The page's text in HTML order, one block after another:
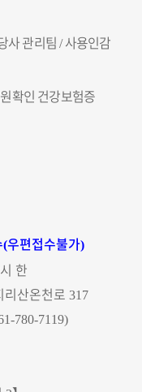
사 관리팀/사용인감
확인 건강보험증
(우편접수불가)
시 한
리산온천로317
780-7119)